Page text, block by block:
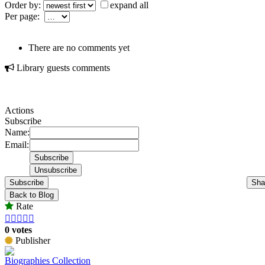
Order by:
expand all
Per page:
There are no comments yet
Library guests comments
Actions
Subscribe
Name:
Email:
Subscribe
Back to Blog
Rate
    
0 votes
Publisher
Biographies Collection